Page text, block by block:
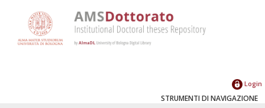
Login
STRUMENTI DI NAVIGAZIONE